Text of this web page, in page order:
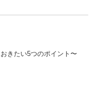
きたい5つのポイント〜